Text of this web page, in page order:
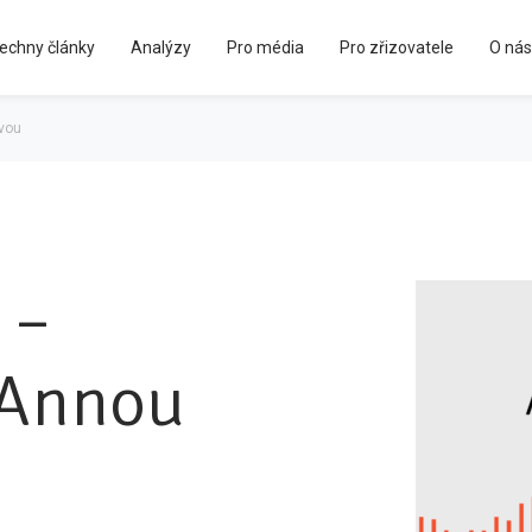
články Analýzy Pro média Pro zřizovatele O nás